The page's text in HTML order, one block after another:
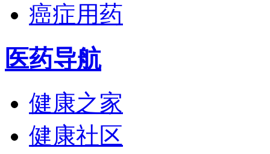
癌症用药
医药导航
健康之家
健康社区